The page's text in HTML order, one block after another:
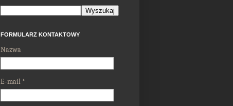
FORMULARZ KONTAKTOWY
Nazwa
E-mail *